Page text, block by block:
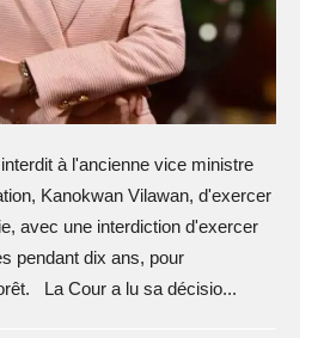
à l'ancienne vice ministre
Kanokwan Vilawan, d'exercer
avec une interdiction d'exercer
pendant dix ans, pour
La Cour a lu sa décisio...